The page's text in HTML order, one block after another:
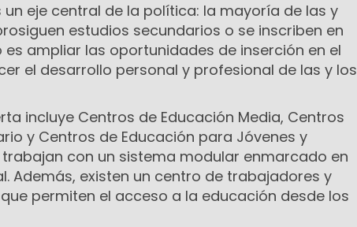
eje central de la política: la mayoría de las y
estudios secundarios o se inscriben en
es ampliar las oportunidades de inserción en el
el desarrollo personal y profesional de las y los
incluye Centros de Educación Media, Centros
y Centros de Educación para Jóvenes y
con un sistema modular enmarcado en
Además, existen un centro de trabajadores y
permiten el acceso a la educación desde los